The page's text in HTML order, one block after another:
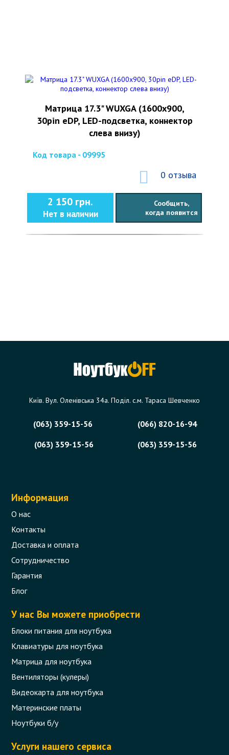
Матрица 17.3" WUXGA (1600х900,
30pin eDP, LED-подсветка, коннектор
слева внизу)
Код товара - 09995
0 отзыва
2 150 грн.
Нет в наличии
Сообщить,
когда появится
Київ. Вул. Оленівська 34а. Поділ. с.м. Тараса Шевченко
(063) 359-15-56
(066) 820-16-94
(063) 359-15-56
(063) 359-15-56
Информация
О нас
Контакты
Доставка и оплата
Сотрудничество
Гарантия
Блог
У нас Вы можете приобрести
Блоки питания для ноутбука
Клавиатуры для ноутбука
Матрица для ноутбука
Вентиляторы (кулеры)
Видеокарта для ноутбука
Материнские платы
Ноутбуки б/у
Услуги нашего сервиса